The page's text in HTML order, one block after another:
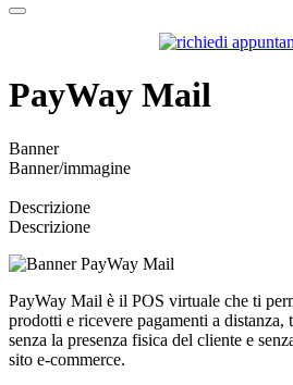
PayWay Mail
Banner
Banner/immagine
Descrizione
Descrizione
PayWay Mail è il POS virtuale che ti
prodotti e ricevere pagamenti a
senza la presenza fisica del cliente e
sito e-commerce.